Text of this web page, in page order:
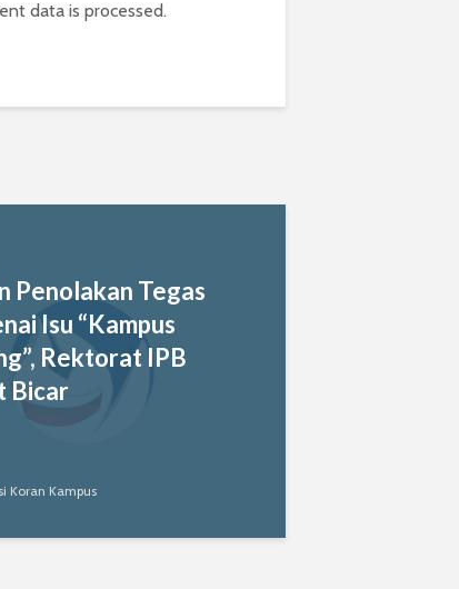
data is processed.
Penolakan Tegas
Isu “Kampus
Rektorat IPB
Bicar
Koran Kampus